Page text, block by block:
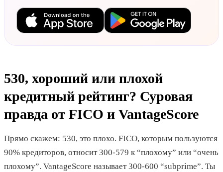
530, хороший или плохой
кредитный рейтинг? Суровая
правда от FICO и VantageScore
Прямо скажем: 530, это плохо. FICO, которым пользуются
90% кредиторов, относит 300-579 к “плохому” или “очень
плохому”. VantageScore называет 300-600 “subprime”. Ты